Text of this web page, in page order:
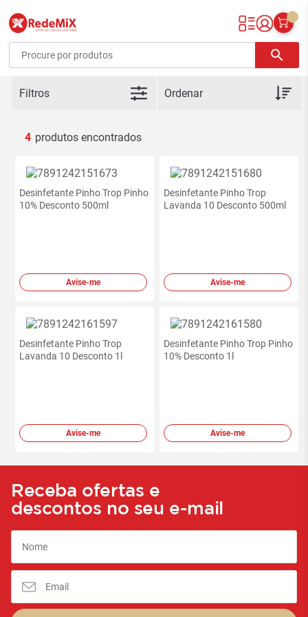
Redemix – Supermercado Online
search
Filtros
4
Desinfetante Pinho Trop Pinho
10% Desconto 500ml
Avise-me
Desinfetante Pinho Trop
Lavanda 10 Desconto 500ml
Avise-me
Desinfetante Pinho Trop
Lavanda 10 Desconto 1l
Avise-me
Desinfetante Pinho Trop Pinho
10% Desconto 1l
Avise-me
Receba ofertas e
descontos no seu e-mail